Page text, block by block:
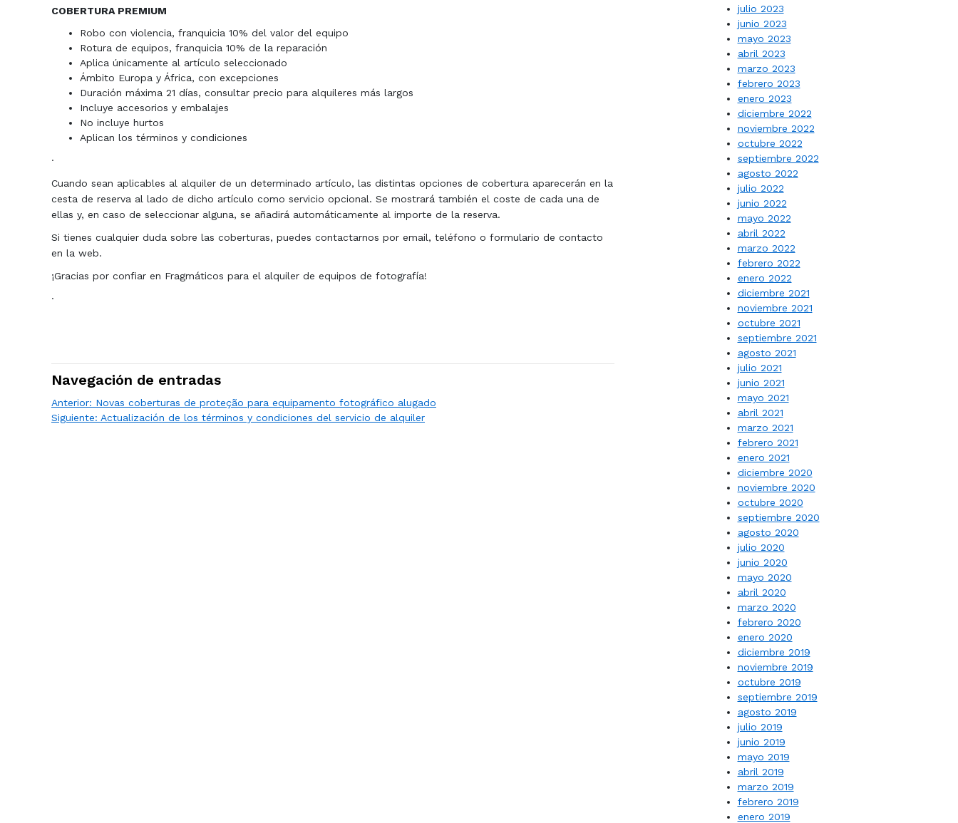
COBERTURA PREMIUM
Robo con violencia, franquicia 10% del valor del equipo
Rotura de equipos, franquicia 10% de la reparación
Aplica únicamente al artículo seleccionado
Ámbito Europa y África, con excepciones
Duración máxima 21 días, consultar precio para alquileres más largos
Incluye accesorios y embalajes
No incluye hurtos
Aplican los términos y condiciones
·
Cuando sean aplicables al alquiler de un determinado artículo, las distintas opciones de cobertura aparecerán en la
cesta de reserva al lado de dicho artículo como servicio opcional. Se mostrará también el coste de cada una de
ellas y, en caso de seleccionar alguna, se añadirá automáticamente al importe de la reserva.
Si tienes cualquier duda sobre las coberturas, puedes contactarnos por email, teléfono o formulario de contacto
en la web.
¡Gracias por confiar en Fragmáticos para el alquiler de equipos de fotografía!
·
Navegación de entradas
Anterior: Novas coberturas de proteção para equipamento fotográfico alugado
Siguiente: Actualización de los términos y condiciones del servicio de alquiler
julio 2023
junio 2023
mayo 2023
abril 2023
marzo 2023
febrero 2023
enero 2023
diciembre 2022
noviembre 2022
octubre 2022
septiembre 2022
agosto 2022
julio 2022
junio 2022
mayo 2022
abril 2022
marzo 2022
febrero 2022
enero 2022
diciembre 2021
noviembre 2021
octubre 2021
septiembre 2021
agosto 2021
julio 2021
junio 2021
mayo 2021
abril 2021
marzo 2021
febrero 2021
enero 2021
diciembre 2020
noviembre 2020
octubre 2020
septiembre 2020
agosto 2020
julio 2020
junio 2020
mayo 2020
abril 2020
marzo 2020
febrero 2020
enero 2020
diciembre 2019
noviembre 2019
octubre 2019
septiembre 2019
agosto 2019
julio 2019
junio 2019
mayo 2019
abril 2019
marzo 2019
febrero 2019
enero 2019